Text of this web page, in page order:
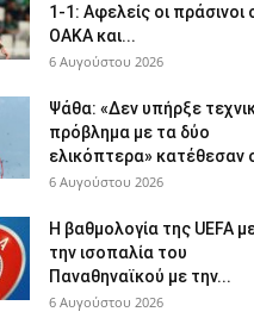
1-1: Αφελείς οι πράσινοι
ΟΑΚΑ και...
6 Αυγούστου 2026
Ψάθα: «Δεν υπήρξε
πρόβλημα με τα δύο
ελικόπτερα» κατέθεσαν
6 Αυγούστου 2026
Η βαθμολογία της UEFA
την ισοπαλία του
Παναθηναϊκού με την...
6 Αυγούστου 2026